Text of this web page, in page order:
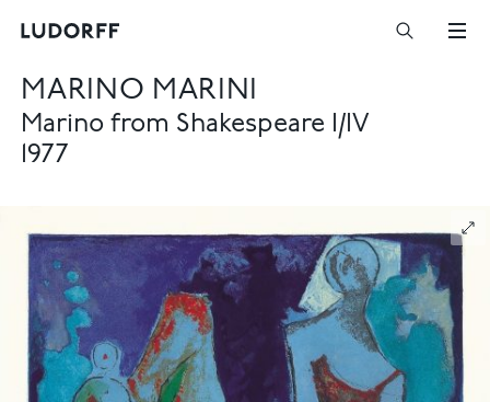
MARINO MARINI
Marino from Shakespeare I/IV
1977